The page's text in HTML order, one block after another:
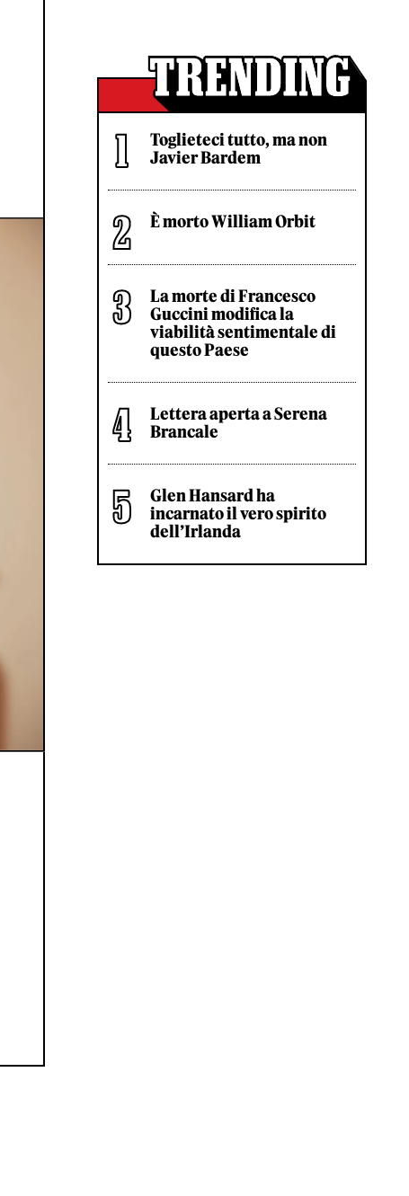
Toglieteci tutto, ma non
Javier Bardem
È morto William Orbit
La morte di Francesco
Guccini modifica la
viabilità sentimentale di
questo Paese
Lettera aperta a Serena
Brancale
Glen Hansard ha
incarnato il vero spirito
dell’Irlanda